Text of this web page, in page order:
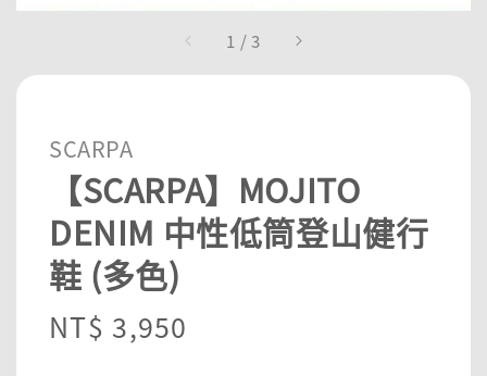
1 /3
SCARPA
【SCARPA】MOJITO
DENIM 中性低筒登山健行
鞋 (多色)
Regular
NT$ 3,950